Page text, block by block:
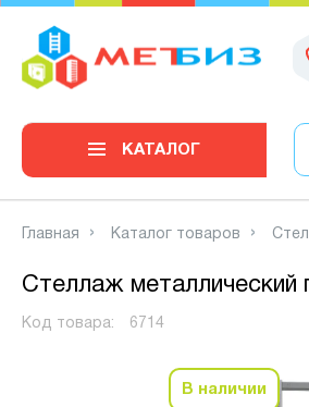
0
КАТАЛОГ
Главная Каталог товаров
Стеллаж металлический
Код товара: 6714
В наличии